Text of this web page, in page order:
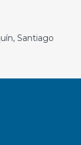
Santiago